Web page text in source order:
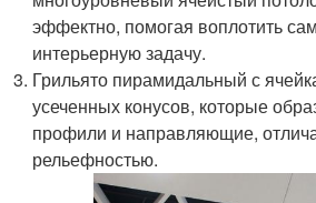
эффектно, помогая воплотить
интерьерную задачу.
Грильято пирамидальный с
усеченных конусов, которые
профили и направляющие,
рельефностью.